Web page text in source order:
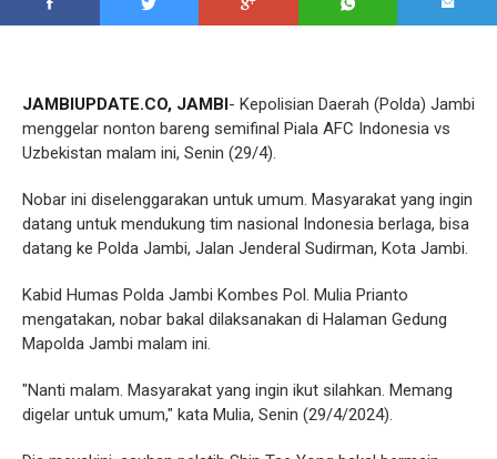
JAMBIUPDATE.CO, JAMBI- Kepolisian Daerah (Polda) Jambi
menggelar nonton bareng semifinal Piala AFC Indonesia vs
Uzbekistan malam ini, Senin (29/4).
Nobar ini diselenggarakan untuk umum. Masyarakat yang ingin
datang untuk mendukung tim nasional Indonesia berlaga, bisa
datang ke Polda Jambi, Jalan Jenderal Sudirman, Kota Jambi.
Kabid Humas Polda Jambi Kombes Pol. Mulia Prianto
mengatakan, nobar bakal dilaksanakan di Halaman Gedung
Mapolda Jambi malam ini.
"Nanti malam. Masyarakat yang ingin ikut silahkan. Memang
digelar untuk umum," kata Mulia, Senin (29/4/2024).